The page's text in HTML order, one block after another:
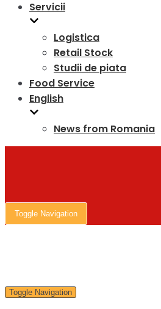
Servicii
Logistica
Retail Stock
Studii de piata
Food Service
English
News from Romania
Toggle Navigation
Toggle Navigation